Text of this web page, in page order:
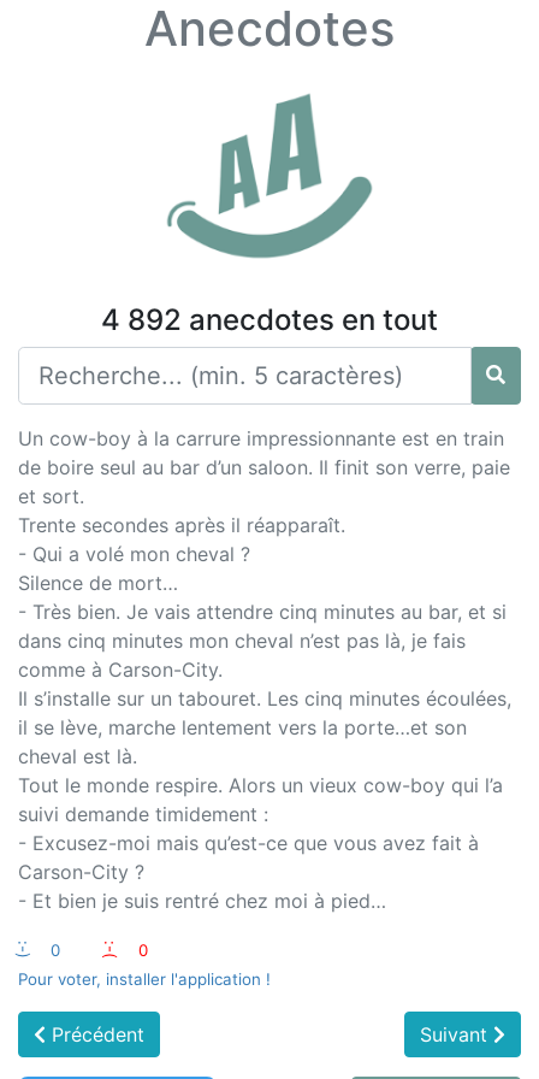
Anecdotes
4 892 anecdotes en tout
Un cow-boy à la carrure impressionnante est en train
de boire seul au bar d’un saloon. Il finit son verre, paie
et sort.
Trente secondes après il réapparaît.
- Qui a volé mon cheval ?
Silence de mort…
- Très bien. Je vais attendre cinq minutes au bar, et si
dans cinq minutes mon cheval n’est pas là, je fais
comme à Carson-City.
Il s’installe sur un tabouret. Les cinq minutes écoulées,
il se lève, marche lentement vers la porte…et son
cheval est là.
Tout le monde respire. Alors un vieux cow-boy qui l’a
suivi demande timidement :
- Excusez-moi mais qu’est-ce que vous avez fait à
Carson-City ?
- Et bien je suis rentré chez moi à pied…
:-) 0 :-(
0
Pour voter, installer l'application !
Précédent Suivant